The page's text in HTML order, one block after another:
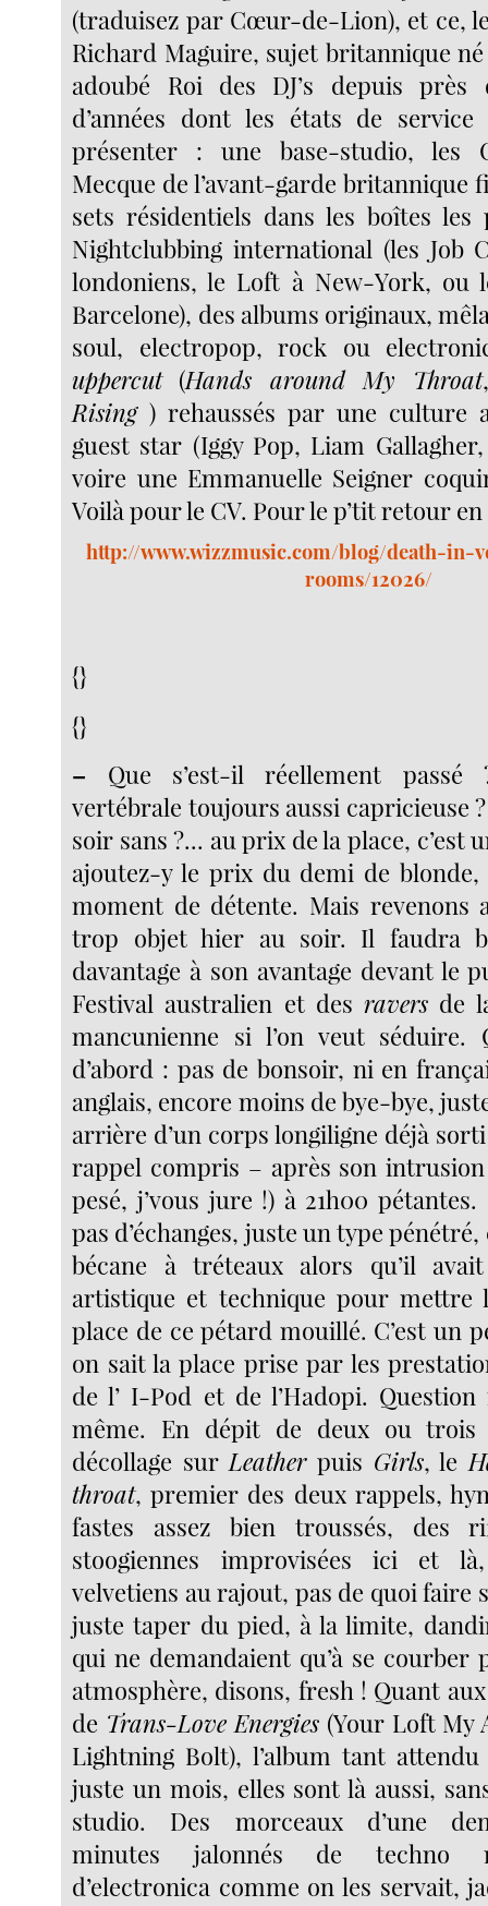
(traduisez par Cœur-de-Lion), et ce,
Richard Maguire, sujet britannique
adoubé Roi des DJ’s depuis près
d’années dont les états de
présenter : une base-studio, les
Mecque de l’avant-garde britannique
sets résidentiels dans les boîtes les
Nightclubbing international (les Job
londoniens, le Loft à New-York, ou
Barcelone), des albums originaux,
soul, electropop, rock ou
uppercut(Hands around My Throat
Rising) rehaussés par une culture
guest star (Iggy Pop, Liam
voire une Emmanuelle Seigner
Voilà pour le CV. Pour le p’tit retour
http://www.wizzmusic.com/blog/death-in-
rooms/12026/
{}
{}
– Que s’est-il réellement passé
vertébrale toujours aussi capricieuse
soir sans ?... au prix de la place, c’est
ajoutez-y le prix du demi de
moment de détente. Mais revenons
trop objet hier au soir. Il faudra
davantage à son avantage devant le
Festival australien et desravers de
mancunienne si l’on veut séduire.
d’abord : pas de bonsoir, ni en
anglais, encore moins de bye-bye,
arrière d’un corps longiligne déjà sorti
rappel compris – après son
pesé, j’vous jure !) à 21h00
pas d’échanges, juste un type
bécane à tréteaux alors qu’il
artistique et technique pour mettre
place de ce pétard mouillé. C’est un
on sait la place prise par les
de l’ I-Pod et de l’Hadopi.
même. En dépit de deux ou trois
décollage surLeatherpuis Girls, le
throat, premier des deux rappels,
fastes assez bien troussés, des
stoogiennes improvisées ici et
velvetiens au rajout, pas de quoi faire
juste taper du pied, à la limite,
qui ne demandaient qu’à se courber
atmosphère, disons, fresh ! Quant
de Trans-Love Energies (Your Loft My
Lightning Bolt), l’album tant
juste un mois, elles sont là aussi,
studio. Des morceaux d’une
minutes jalonnés de techno
d’electronica comme on les servait,